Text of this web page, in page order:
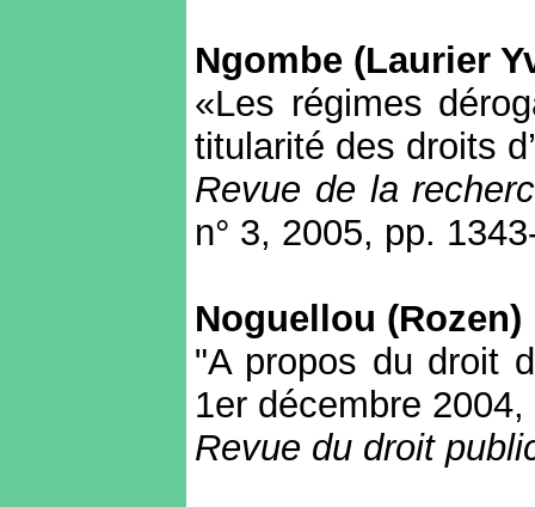
Ngombe (Laurier
«Les régimes
titularité des droits
Revue de la
n° 3, 2005, pp.
Noguellou (Rozen)
"A propos du droit
1er décembre
Revue du droit